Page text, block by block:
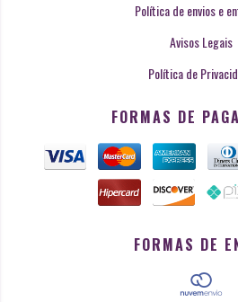
Política de envios e
Avisos Legais
Política de
FORMAS DE
FORMAS DE